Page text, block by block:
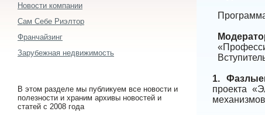
1.
проекта
Новости компании
Сам Себе Риэлтор
Франчайзинг
Зарубежная недвижимость
В этом разделе мы публикуем все новости и
полезности и храним архивы новостей и
статей с 2008 года